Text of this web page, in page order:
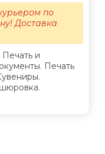
и
Печать
по
Доставка